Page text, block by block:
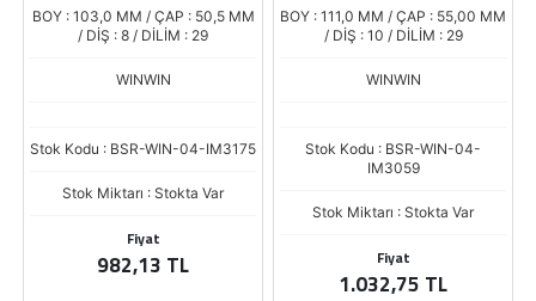
QASHAI
BOY : 103,0 MM / ÇAP : 50,5 MM
/ DİŞ : 8 / DİLİM : 29
WINWIN
Stok Kodu : BSR-WIN-04-IM3175
Stok Miktarı : Stokta Var
Fiyat
982,13 TL
BOY : 111,0 MM / ÇAP : 55,00 MM
/ DİŞ : 10 / DİLİM : 29
WINWIN
Stok Kodu : BSR-WIN-04-
IM3059
Stok Miktarı : Stokta Var
Fiyat
1.032,75 TL